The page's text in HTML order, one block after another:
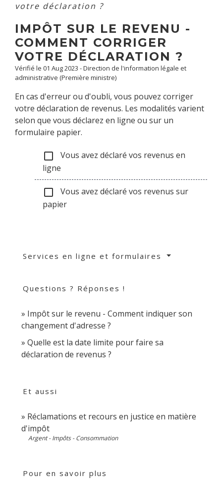
votre déclaration ?
IMPÔT SUR LE REVENU -
COMMENT CORRIGER
VOTRE DÉCLARATION ?
Vérifié le 01 Aug 2023 - Direction de l'information légale et
administrative (Première ministre)
En cas d'erreur ou d'oubli, vous pouvez corriger
votre déclaration de revenus. Les modalités varient
selon que vous déclarez en ligne ou sur un
formulaire papier.
check_box_outline_blank
Vous avez déclaré vos revenus en
ligne
check_box_outline_blank
Vous avez déclaré vos revenus sur
papier
Services en ligne et formulaires
Questions ? Réponses !
Impôt sur le revenu - Comment indiquer son
changement d'adresse ?
Quelle est la date limite pour faire sa
déclaration de revenus ?
Et aussi
Réclamations et recours en justice en matière
d'impôt
Argent - Impôts - Consommation
Pour en savoir plus